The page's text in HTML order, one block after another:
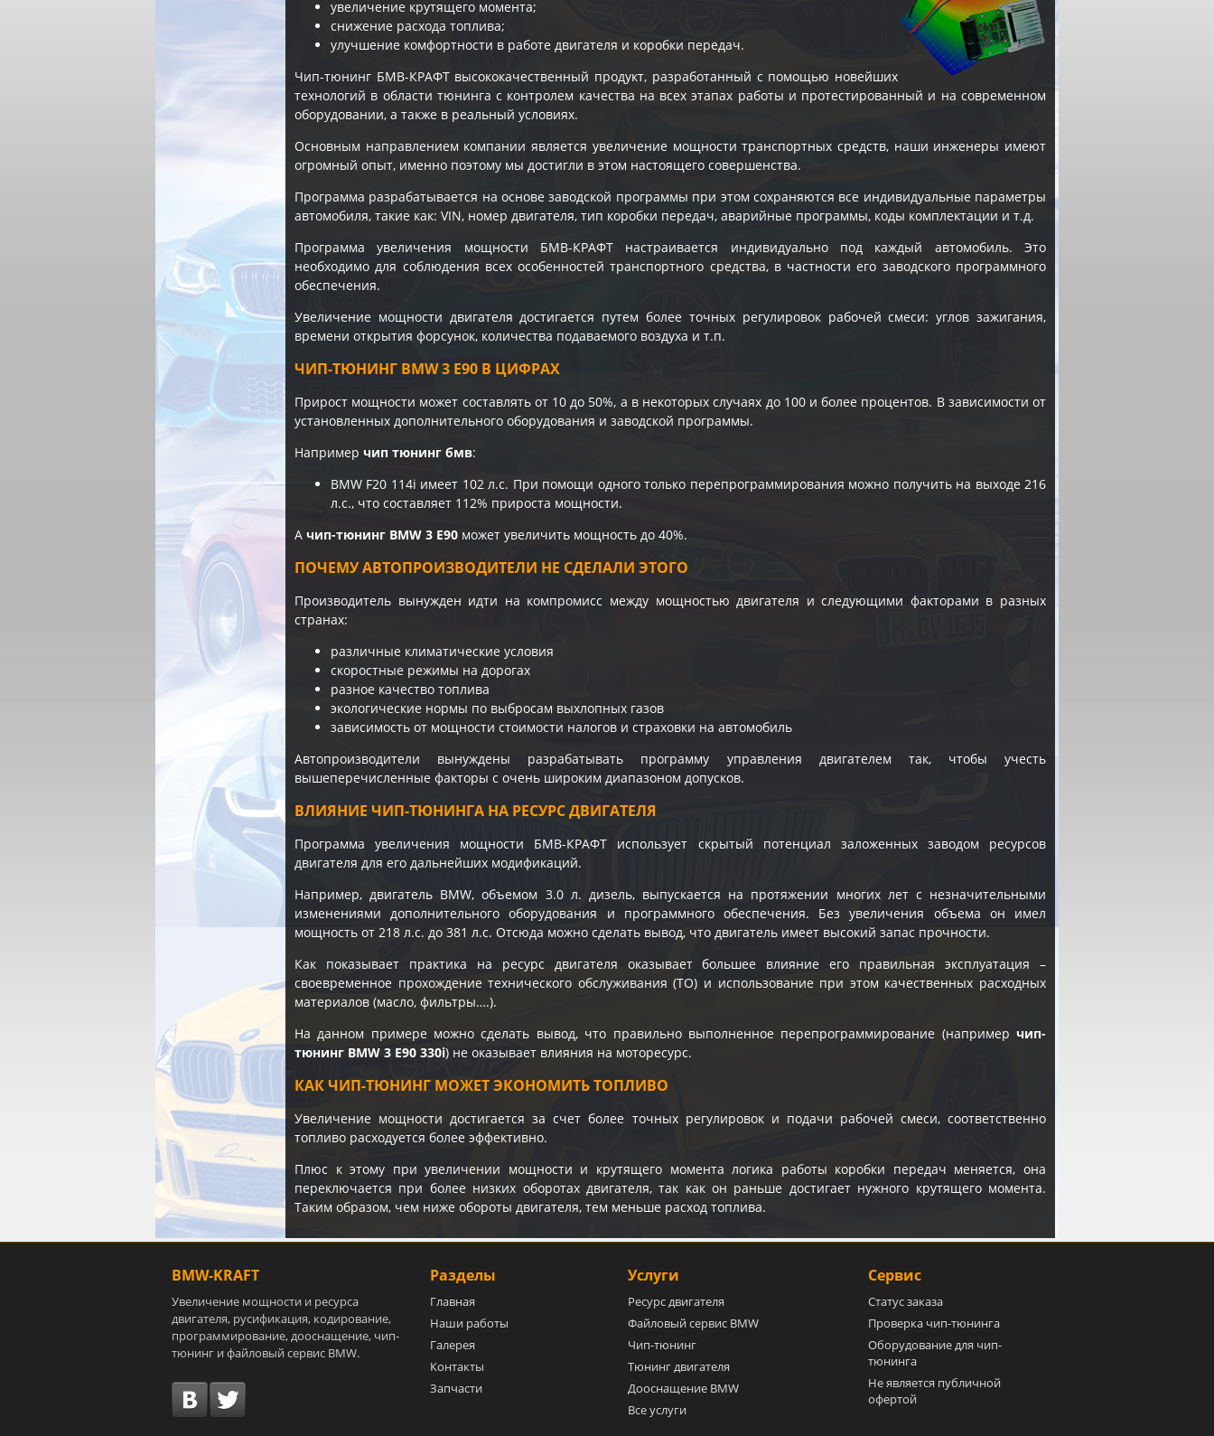
увеличение крутящего момента;
снижение расхода топлива;
улучшение комфортности в работе двигателя и коробки передач.
Чип-тюнинг БМВ-КРАФТ высококачественный продукт, разработанный с помощью новейших
технологий в области тюнинга с контролем качества на всех этапах работы и протестированный и на современном
оборудовании, а также в реальный условиях.
Основным направлением компании является увеличение мощности транспортных средств, наши инженеры имеют
огромный опыт, именно поэтому мы достигли в этом настоящего совершенства.
Программа разрабатывается на основе заводской программы при этом сохраняются все индивидуальные параметры
автомобиля, такие как: VIN, номер двигателя, тип коробки передач, аварийные программы, коды комплектации и т.д.
Программа увеличения мощности БМВ-КРАФТ настраивается индивидуально под каждый автомобиль. Это
необходимо для соблюдения всех особенностей транспортного средства, в частности его заводского программного
обеспечения.
Увеличение мощности двигателя достигается путем более точных регулировок рабочей смеси: углов зажигания,
времени открытия форсунок, количества подаваемого воздуха и т.п.
ЧИП-ТЮНИНГ BMW 3 E90 В ЦИФРАХ
Прирост мощности может составлять от 10 до 50%, а в некоторых случаях до 100 и более процентов. В зависимости от
установленных дополнительного оборудования и заводской программы.
Например чип тюнинг бмв:
BMW F20 114i имеет 102 л.с. При помощи одного только перепрограммирования можно получить на выходе 216
л.с., что составляет 112% прироста мощности.
А чип-тюнинг BMW 3 E90 может увеличить мощность до 40%.
ПОЧЕМУ АВТОПРОИЗВОДИТЕЛИ НЕ СДЕЛАЛИ ЭТОГО
Производитель вынужден идти на компромисс между мощностью двигателя и следующими факторами в разных
странах:
различные климатические условия
скоростные режимы на дорогах
разное качество топлива
экологические нормы по выбросам выхлопных газов
зависимость от мощности стоимости налогов и страховки на автомобиль
Автопроизводители вынуждены разрабатывать программу управления двигателем так, чтобы учесть
вышеперечисленные факторы с очень широким диапазоном допусков.
ВЛИЯНИЕ ЧИП-ТЮНИНГА НА РЕСУРС ДВИГАТЕЛЯ
Программа увеличения мощности БМВ-КРАФТ использует скрытый потенциал заложенных заводом ресурсов
двигателя для его дальнейших модификаций.
Например, двигатель BMW, объемом 3.0 л. дизель, выпускается на протяжении многих лет с незначительными
изменениями дополнительного оборудования и программного обеспечения. Без увеличения объема он имел
мощность от 218 л.с. до 381 л.с. Отсюда можно сделать вывод, что двигатель имеет высокий запас прочности.
Как показывает практика на ресурс двигателя оказывает большее влияние его правильная эксплуатация –
своевременное прохождение технического обслуживания (ТО) и использование при этом качественных расходных
материалов (масло, фильтры….).
На данном примере можно сделать вывод, что правильно выполненное перепрограммирование (например чип-
тюнинг BMW 3 E90 330i) не оказывает влияния на моторесурс.
КАК ЧИП-ТЮНИНГ МОЖЕТ ЭКОНОМИТЬ ТОПЛИВО
Увеличение мощности достигается за счет более точных регулировок и подачи рабочей смеси, соответственно
топливо расходуется более эффективно.
Плюс к этому при увеличении мощности и крутящего момента логика работы коробки передач меняется, она
переключается при более низких оборотах двигателя, так как он раньше достигает нужного крутящего момента.
Таким образом, чем ниже обороты двигателя, тем меньше расход топлива.
BMW-KRAFT
Увеличение мощности и ресурса
двигателя, русификация, кодирование,
программирование, дооснащение, чип-
тюнинг и файловый сервис BMW.
Разделы
Главная
Наши работы
Галерея
Контакты
Запчасти
Услуги
Ресурс двигателя
Файловый сервис BMW
Чип-тюнинг
Тюнинг двигателя
Дооснащение BMW
Все услуги
Сервис
Статус заказа
Проверка чип-тюнинга
Оборудование для чип-
тюнинга
Не является публичной
офертой